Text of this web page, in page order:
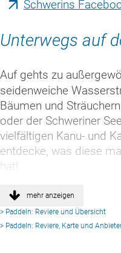
Kilometern in
den Schweriner
Anlegen mit
Schlossblick?
Hier geht´s! Die
MEW ist mit
Sportbooten,
Hausbooten,
Flößen, per
SUP befahrbar.
Schwerins
Unterwegs auf
Auf gehts zu
seidenweiche
Bäumen und
oder der Schweriner
vielfältigen Kanu- und
entdecke, was diese
hat!
weiterlesen
mehr anzeigen
> Paddeln: Reviere und Übersicht
> Paddeln: Reviere, Karte und